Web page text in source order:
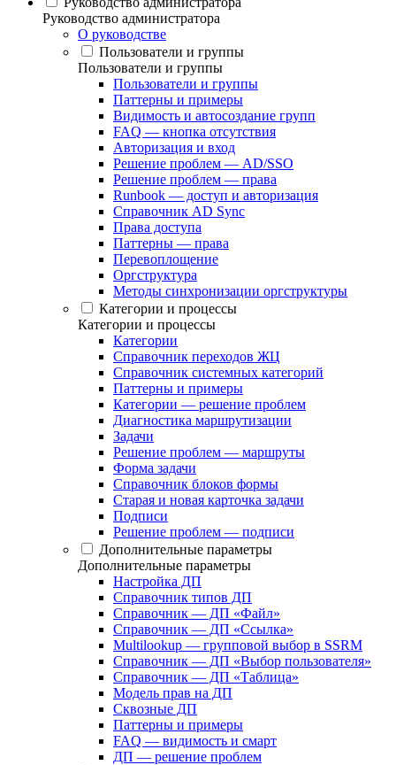
Руководство администратора
О руководстве
Пользователи и группы
Пользователи и группы
Пользователи и группы
Паттерны и примеры
Видимость и автосоздание групп
FAQ — кнопка отсутствия
Авторизация и вход
Решение проблем — AD/SSO
Решение проблем — права
Runbook — доступ и авторизация
Справочник AD Sync
Права доступа
Паттерны — права
Перевоплощение
Оргструктура
Методы синхронизации оргструктуры
Категории и процессы
Категории и процессы
Категории
Справочник переходов ЖЦ
Справочник системных категорий
Паттерны и примеры
Категории — решение проблем
Диагностика маршрутизации
Задачи
Решение проблем — маршруты
Форма задачи
Справочник блоков формы
Старая и новая карточка задачи
Подписи
Решение проблем — подписи
Дополнительные параметры
Дополнительные параметры
Настройка ДП
Справочник типов ДП
Справочник — ДП «Файл»
Справочник — ДП «Ссылка»
Multilookup — групповой выбор в SSRM
Справочник — ДП «Выбор пользователя»
Справочник — ДП «Таблица»
Модель прав на ДП
Сквозные ДП
Паттерны и примеры
FAQ — видимость и смарт
ДП — решение проблем